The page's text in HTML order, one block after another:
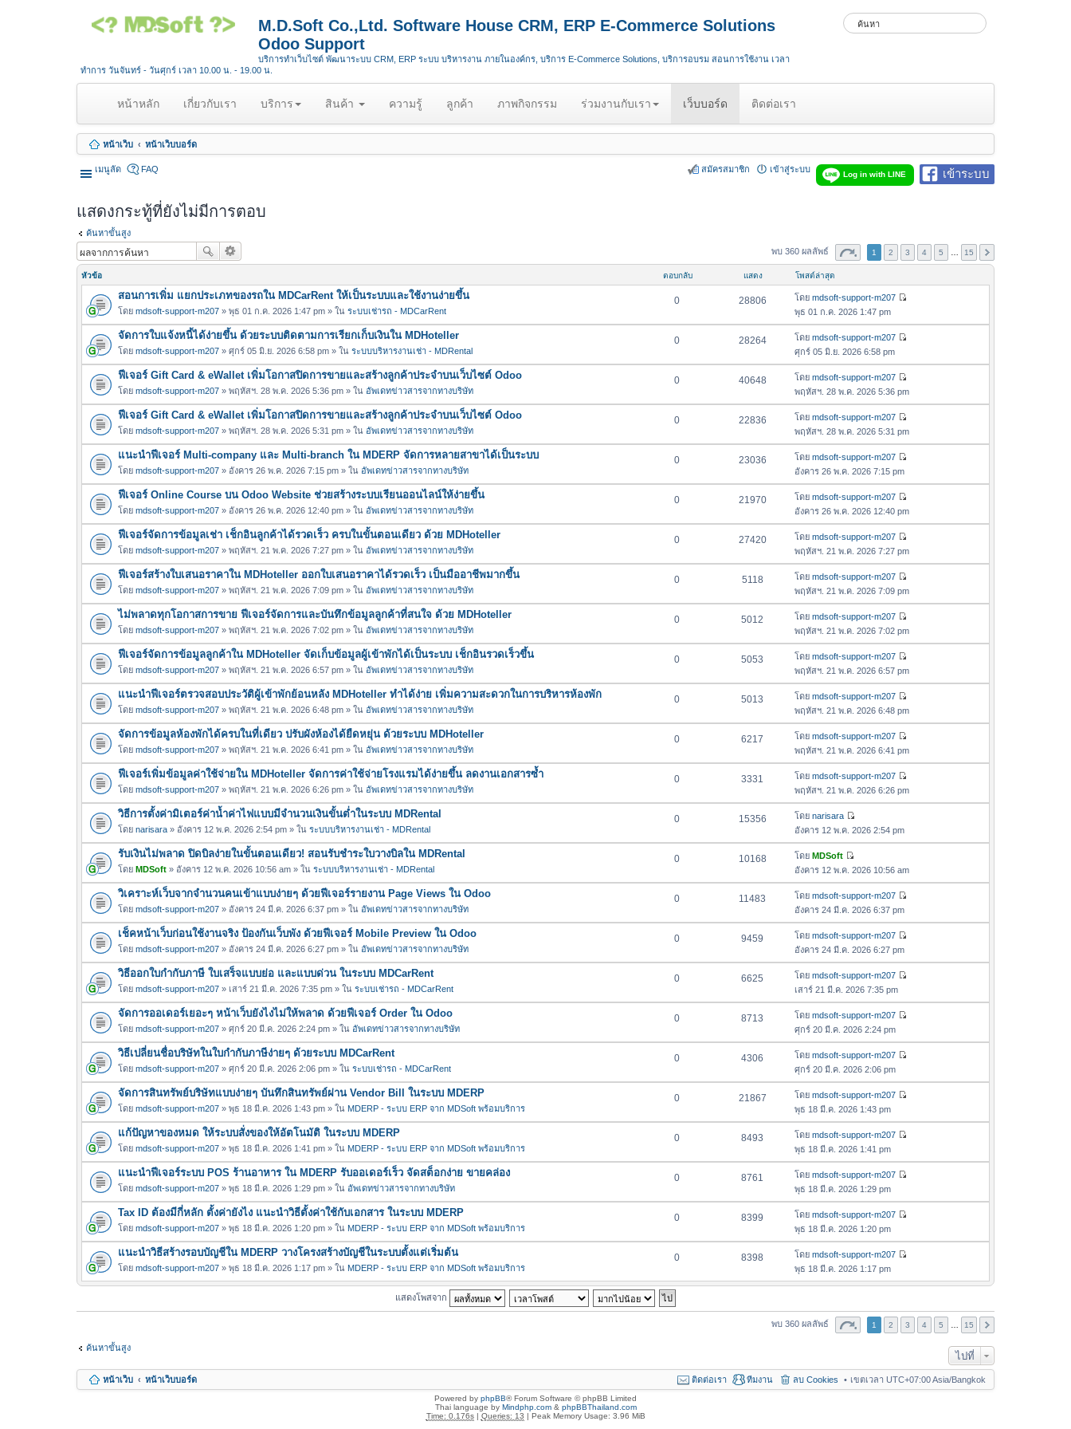
M.D.Soft Co.,Ltd. Software House CRM, ERP E-Commerce Solutions
Odoo Support
บริการทำเว็บไซต์ พัฒนาระบบ CRM, ERP ระบบ บริหารงาน ภายในองค์กร, บริการ E-Commerce Solutions, บริการอบรม สอนการใช้งาน เวลา
ทำการ วันจันทร์ - วันศุกร์ เวลา 10.00 น. - 19.00 น.
หน้าหลัก(
u
r
n
t
เกี่ยวกับเรา บริการ สินค้า ความรู้ ลูกค้า ภาพกิจกรรม ร่วมงานกับเรา เว็บบอร์ด ติดต่อเรา
หน้าเว็บ หน้าเว็บบอร์ด
เมนูลัด เข้าระบบ
Log in with LINE
FAQ เข้าสู่ระบบ
สมัครสมาชิก
แสดงกระทู้ที่ยังไม่มีการตอบ
ค้นหาขั้นสูง
พบ 360 ผลลัพธ์
1 2 3 4 5 15
หัวข้อ ตอบกลับ แสดง โพสต์ล่าสุด
สอนการเพิ่ม แยกประเภทของรถใน MDCarRent ให้เป็นระบบและใช้งานง่ายขึ้น
โดย mdsoft-support-m207 » พุธ 01 ก.ค. 2026 1:47 pm » ใน ระบบเช่ารถ - MDCarRent
0 28806 โดย mdsoft-support-m207
ข้
ว
ม
ล่
สุ
พุธ 01 ก.ค. 2026 1:47 pm
จัดการใบแจ้งหนี้ได้ง่ายขึ้น ด้วยระบบติดตามการเรียกเก็บเงินใน MDHoteller
โดย mdsoft-support-m207 » ศุกร์ 05 มิ.ย. 2026 6:58 pm » ใน ระบบบริหารงานเช่า - MDRental
0 28264 โดย mdsoft-support-m207
ข้
ค
ว
ม
ล่
ศุกร์ 05 มิ.ย. 2026 6:58 pm
ฟีเจอร์ Gift Card & eWallet เพิ่มโอกาสปิดการขายและสร้างลูกค้าประจำบนเว็บไซต์ Odoo
โดย mdsoft-support-m207 » พฤหัสฯ. 28 พ.ค. 2026 5:36 pm » ใน อัพเดทข่าวสารจากทางบริษัท
0 40648 โดย mdsoft-support-m207
ข้
ค
ว
ล่
สุ
พฤหัสฯ. 28 พ.ค. 2026 5:36 pm
ฟีเจอร์ Gift Card & eWallet เพิ่มโอกาสปิดการขายและสร้างลูกค้าประจำบนเว็บไซต์ Odoo
โดย mdsoft-support-m207 » พฤหัสฯ. 28 พ.ค. 2026 5:31 pm » ใน อัพเดทข่าวสารจากทางบริษัท
0 22836 โดย mdsoft-support-m207
ข้
ว
ม
ล่
สุ
พฤหัสฯ. 28 พ.ค. 2026 5:31 pm
แนะนำฟีเจอร์ Multi-company และ Multi-branch ใน MDERP จัดการหลายสาขาได้เป็นระบบ
โดย mdsoft-support-m207 » อังคาร 26 พ.ค. 2026 7:15 pm » ใน อัพเดทข่าวสารจากทางบริษัท
0 23036 โดย mdsoft-support-m207
ข้
ค
ว
ม
ล่
สุ
อังคาร 26 พ.ค. 2026 7:15 pm
ฟีเจอร์ Online Course บน Odoo Website ช่วยสร้างระบบเรียนออนไลน์ให้ง่ายขึ้น
โดย mdsoft-support-m207 » อังคาร 26 พ.ค. 2026 12:40 pm » ใน อัพเดทข่าวสารจากทางบริษัท
0 21970 โดย mdsoft-support-m207
ข้
ค
ว
ม
ล่
สุ
อังคาร 26 พ.ค. 2026 12:40 pm
ฟีเจอร์จัดการข้อมูลเช่า เช็กอินลูกค้าได้รวดเร็ว ครบในขั้นตอนเดียว ด้วย MDHoteller
โดย mdsoft-support-m207 » พฤหัสฯ. 21 พ.ค. 2026 7:27 pm » ใน อัพเดทข่าวสารจากทางบริษัท
0 27420 โดย mdsoft-support-m207
ข้
ค
ว
ม
ล่
สุ
พฤหัสฯ. 21 พ.ค. 2026 7:27 pm
ฟีเจอร์สร้างใบเสนอราคาใน MDHoteller ออกใบเสนอราคาได้รวดเร็ว เป็นมืออาชีพมากขึ้น
โดย mdsoft-support-m207 » พฤหัสฯ. 21 พ.ค. 2026 7:09 pm » ใน อัพเดทข่าวสารจากทางบริษัท
0 5118 โดย mdsoft-support-m207
ข้
ค
ว
ม
ล่
สุ
พฤหัสฯ. 21 พ.ค. 2026 7:09 pm
ไม่พลาดทุกโอกาสการขาย ฟีเจอร์จัดการและบันทึกข้อมูลลูกค้าที่สนใจ ด้วย MDHoteller
โดย mdsoft-support-m207 » พฤหัสฯ. 21 พ.ค. 2026 7:02 pm » ใน อัพเดทข่าวสารจากทางบริษัท
0 5012 โดย mdsoft-support-m207
ข้
ค
ว
ม
ล่
สุ
พฤหัสฯ. 21 พ.ค. 2026 7:02 pm
ฟีเจอร์จัดการข้อมูลลูกค้าใน MDHoteller จัดเก็บข้อมูลผู้เข้าพักได้เป็นระบบ เช็กอินรวดเร็วขึ้น
โดย mdsoft-support-m207 » พฤหัสฯ. 21 พ.ค. 2026 6:57 pm » ใน อัพเดทข่าวสารจากทางบริษัท
0 5053 โดย mdsoft-support-m207
ข้
ค
ว
ม
ล่
สุ
พฤหัสฯ. 21 พ.ค. 2026 6:57 pm
แนะนำฟีเจอร์ตรวจสอบประวัติผู้เข้าพักย้อนหลัง MDHoteller ทำได้ง่าย เพิ่มความสะดวกในการบริหารห้องพัก
โดย mdsoft-support-m207 » พฤหัสฯ. 21 พ.ค. 2026 6:48 pm » ใน อัพเดทข่าวสารจากทางบริษัท
0 5013 โดย mdsoft-support-m207
ข้
ค
ว
ม
ล่
พฤหัสฯ. 21 พ.ค. 2026 6:48 pm
จัดการข้อมูลห้องพักได้ครบในที่เดียว ปรับผังห้องได้ยืดหยุ่น ด้วยระบบ MDHoteller
โดย mdsoft-support-m207 » พฤหัสฯ. 21 พ.ค. 2026 6:41 pm » ใน อัพเดทข่าวสารจากทางบริษัท
0 6217 โดย mdsoft-support-m207
ข้
ค
ว
ล่
สุ
พฤหัสฯ. 21 พ.ค. 2026 6:41 pm
ฟีเจอร์เพิ่มข้อมูลค่าใช้จ่ายใน MDHoteller จัดการค่าใช้จ่ายโรงแรมได้ง่ายขึ้น ลดงานเอกสารซ้ำ
โดย mdsoft-support-m207 » พฤหัสฯ. 21 พ.ค. 2026 6:26 pm » ใน อัพเดทข่าวสารจากทางบริษัท
0 3331 โดย mdsoft-support-m207
ข้
ว
ม
ล่
พฤหัสฯ. 21 พ.ค. 2026 6:26 pm
วิธีการตั้งค่ามิเตอร์ค่าน้ำค่าไฟแบบมีจำนวนเงินขั้นต่ำในระบบ MDRental
โดย narisara » อังคาร 12 พ.ค. 2026 2:54 pm » ใน ระบบบริหารงานเช่า - MDRental
0 15356 โดย narisara
ดู
ข้
ค
ว
า
ม
ล่
า
สุ
อังคาร 12 พ.ค. 2026 2:54 pm
รับเงินไม่พลาด ปิดบิลง่ายในขั้นตอนเดียว! สอนรับชำระใบวางบิลใน MDRental
โดย MDSoft » อังคาร 12 พ.ค. 2026 10:56 am » ใน ระบบบริหารงานเช่า - MDRental
0 10168 โดย MDSoft
ดู
ข้
อ
ค
ว
า
ม
ล่
า
สุ
อังคาร 12 พ.ค. 2026 10:56 am
วิเคราะห์เว็บจากจำนวนคนเข้าแบบง่ายๆ ด้วยฟีเจอร์รายงาน Page Views ใน Odoo
โดย mdsoft-support-m207 » อังคาร 24 มี.ค. 2026 6:37 pm » ใน อัพเดทข่าวสารจากทางบริษัท
0 11483 โดย mdsoft-support-m207
ข้
ว
ล่
อังคาร 24 มี.ค. 2026 6:37 pm
เช็คหน้าเว็บก่อนใช้งานจริง ป้องกันเว็บพัง ด้วยฟีเจอร์ Mobile Preview ใน Odoo
โดย mdsoft-support-m207 » อังคาร 24 มี.ค. 2026 6:27 pm » ใน อัพเดทข่าวสารจากทางบริษัท
0 9459 โดย mdsoft-support-m207
ข้
ว
ล่
อังคาร 24 มี.ค. 2026 6:27 pm
วิธีออกใบกำกับภาษี ใบเสร็จแบบย่อ และแบบด่วน ในระบบ MDCarRent
โดย mdsoft-support-m207 » เสาร์ 21 มี.ค. 2026 7:35 pm » ใน ระบบเช่ารถ - MDCarRent
0 6625 โดย mdsoft-support-m207
ข้
ว
ล่
เสาร์ 21 มี.ค. 2026 7:35 pm
จัดการออเดอร์เยอะๆ หน้าเว็บยังไงไม่ให้พลาด ด้วยฟีเจอร์ Order ใน Odoo
โดย mdsoft-support-m207 » ศุกร์ 20 มี.ค. 2026 2:24 pm » ใน อัพเดทข่าวสารจากทางบริษัท
0 8713 โดย mdsoft-support-m207
ข้
ว
ล่
ศุกร์ 20 มี.ค. 2026 2:24 pm
วิธีเปลี่ยนชื่อบริษัทในใบกำกับภาษีง่ายๆ ด้วยระบบ MDCarRent
โดย mdsoft-support-m207 » ศุกร์ 20 มี.ค. 2026 2:06 pm » ใน ระบบเช่ารถ - MDCarRent
0 4306 โดย mdsoft-support-m207
ข้
ว
ล่
ศุกร์ 20 มี.ค. 2026 2:06 pm
จัดการสินทรัพย์บริษัทแบบง่ายๆ บันทึกสินทรัพย์ผ่าน Vendor Bill ในระบบ MDERP
โดย mdsoft-support-m207 » พุธ 18 มี.ค. 2026 1:43 pm » ใน MDERP - ระบบ ERP จาก MDSoft พร้อมบริการ
0 21867 โดย mdsoft-support-m207
ข้
ว
ล่
พุธ 18 มี.ค. 2026 1:43 pm
แก้ปัญหาของหมด ให้ระบบสั่งของให้อัตโนมัติ ในระบบ MDERP
โดย mdsoft-support-m207 » พุธ 18 มี.ค. 2026 1:41 pm » ใน MDERP - ระบบ ERP จาก MDSoft พร้อมบริการ
0 8493 โดย mdsoft-support-m207
ข้
ว
ล่
ด
พุธ 18 มี.ค. 2026 1:41 pm
แนะนำฟีเจอร์ระบบ POS ร้านอาหาร ใน MDERP รับออเดอร์เร็ว จัดสต็อกง่าย ขายคล่อง
โดย mdsoft-support-m207 » พุธ 18 มี.ค. 2026 1:29 pm » ใน อัพเดทข่าวสารจากทางบริษัท
0 8761 โดย mdsoft-support-m207
ข้
ว
ล่
สุ
ด
พุธ 18 มี.ค. 2026 1:29 pm
Tax ID ต้องมีกี่หลัก ตั้งค่ายังไง แนะนำวิธีตั้งค่าใช้กับเอกสาร ในระบบ MDERP
โดย mdsoft-support-m207 » พุธ 18 มี.ค. 2026 1:20 pm » ใน MDERP - ระบบ ERP จาก MDSoft พร้อมบริการ
0 8399 โดย mdsoft-support-m207
ข้
ว
ม
ล่
ด
พุธ 18 มี.ค. 2026 1:20 pm
แนะนำวิธีสร้างรอบบัญชีใน MDERP วางโครงสร้างบัญชีในระบบตั้งแต่เริ่มต้น
โดย mdsoft-support-m207 » พุธ 18 มี.ค. 2026 1:17 pm » ใน MDERP - ระบบ ERP จาก MDSoft พร้อมบริการ
0 8398 โดย mdsoft-support-m207
ข้
ว
า
า
พุธ 18 มี.ค. 2026 1:17 pm
แสดงโพสจาก
พบ 360 ผลลัพธ์ 1 2 3 4 5 15
ค้นหาขั้นสูง
ไปที่
หน้าเว็บ หน้าเว็บบอร์ด เขตเวลา UTC+07:00 Asia/Bangkok
ลบ Cookies
ทีมงาน
ติดต่อเรา
Powered by phpBB® Forum Software © phpBB Limited
Thai language by Mindphp.com& phpBBThailand.com
Time: 0.176s| Queries: 13 | Peak Memory Usage: 3.96 MiB